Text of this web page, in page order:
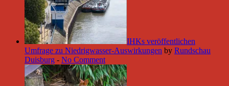
IHKs veröffentlichen
Umfrage zu Niedrigwasser-Auswirkungen by Rundschau
Duisburg - No Comment